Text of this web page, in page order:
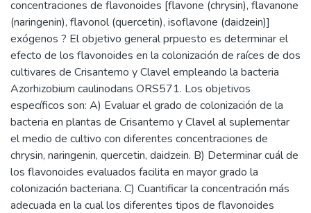
concentraciones de flavonoides [flavone (chrysin), flavanone
(naringenin), flavonol (quercetin), isoflavone (daidzein)]
exógenos ? El objetivo general prpuesto es determinar el
efecto de los flavonoides en la colonización de raíces de dos
cultivares de Crisantemo y Clavel empleando la bacteria
Azorhizobium caulinodans ORS571. Los objetivos
específicos son: A) Evaluar el grado de colonización de la
bacteria en plantas de Crisantemo y Clavel al suplementar
el medio de cultivo con diferentes concentraciones de
chrysin, naringenin, quercetin, daidzein. B) Determinar cuál de
los flavonoides evaluados facilita en mayor grado la
colonización bacteriana. C) Cuantificar la concentración más
adecuada en la cual los diferentes tipos de flavonoides